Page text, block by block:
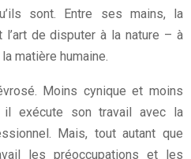
sont. Entre ses mains, la
de disputer à la nature – à
matière humaine.
Moins cynique et moins
exécute son travail avec la
Mais, tout autant que
les préoccupations et les